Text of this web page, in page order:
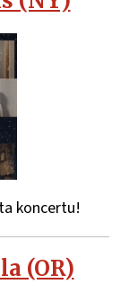
koncertu!
(OR)